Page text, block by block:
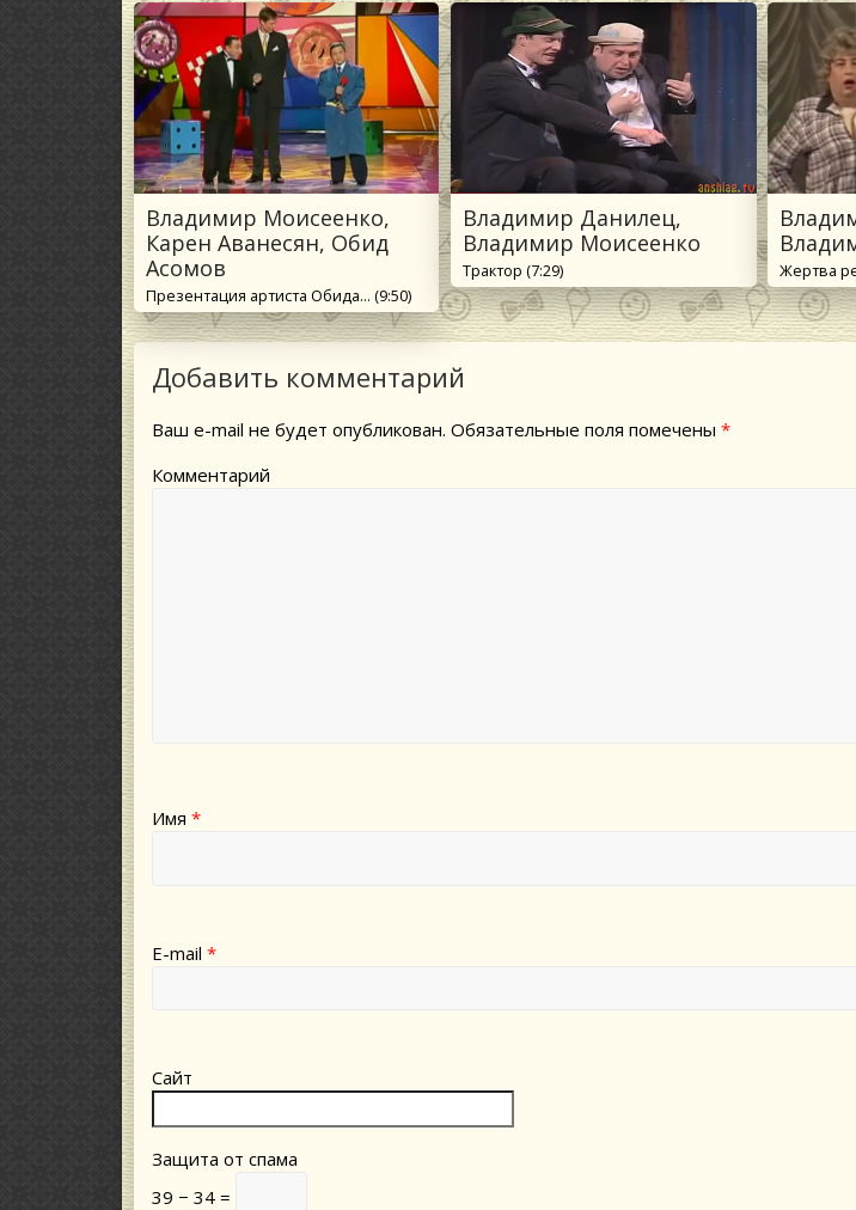
Владимир Моисеенко,
Карен Аванесян, Обид
Асомов
Презентация артиста Обида... (9:50)
Владимир Данилец,
Владимир Моисеенко
Трактор (7:29) Жертва
Добавить комментарий
Ваш e-mail не будет опубликован. Обязательные поля помечены *
Комментарий
Имя *
E-mail *
Сайт
Защита от спама
39 − 34 =